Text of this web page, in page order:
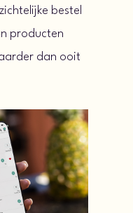
bestel
producten
dan ooit